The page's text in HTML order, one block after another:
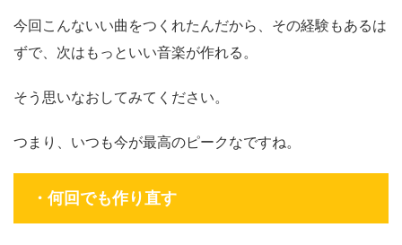
今回こんないい曲をつくれたんだから、その経験もあるは
ずで、次はもっといい音楽が作れる。
そう思いなおしてみてください。
つまり、 いつも今が最高のピークなですね。
・何回でも作り直す